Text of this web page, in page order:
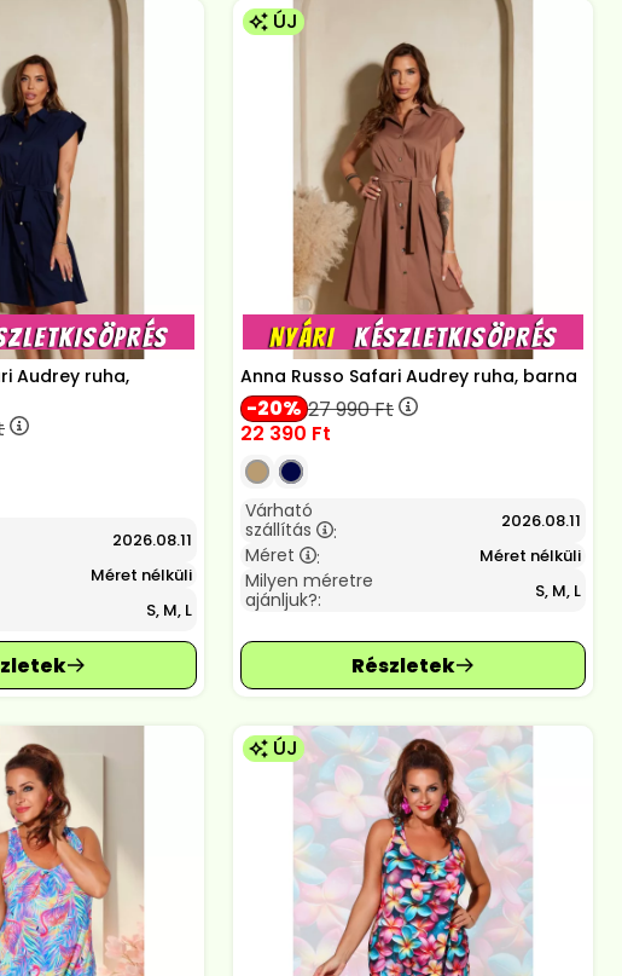
Audrey ruha,
2026.08.11
Méret nélküli
S, M, L
ÚJ
Anna Russo Safari Audrey ruha, barna
20 27 990Ft
22 390 Ft
Várható
szállítás
: 2026.08.11
Méret : Méret nélküli
Milyen méretre
ajánljuk?:
S, M, L
ÚJ